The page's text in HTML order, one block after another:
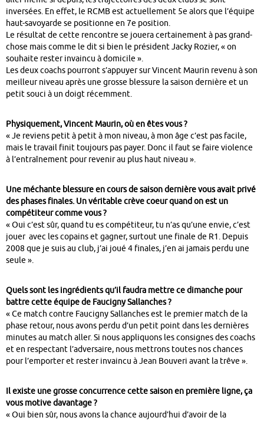
inversées. En effet, le RCMB est actuellement 5e alors que l’équipe
haut-savoyarde se positionne en 7e position.
Le résultat de cette rencontre se jouera certainement à pas grand-
chose mais comme le dit si bien le président Jacky Rozier, « on
souhaite rester invaincu à domicile ».
Les deux coachs pourront s’appuyer sur Vincent Maurin revenu à son
meilleur niveau après une grosse blessure la saison dernière et un
petit souci à un doigt récemment.
Physiquement, Vincent Maurin, où en êtes vous ?
« Je reviens petit à petit à mon niveau, à mon âge c’est pas facile,
mais le travail finit toujours pas payer. Donc il faut se faire violence
à l’entraînement pour revenir au plus haut niveau ».
Une méchante blessure en cours de saison dernière vous avait privé
des phases finales. Un véritable crève coeur quand on est un
compétiteur comme vous ?
« Oui c’est sûr, quand tu es compétiteur, tu n’as qu’une envie, c’est
jouer avec les copains et gagner, surtout une finale de R1. Depuis
2008 que je suis au club, j’ai joué 4 finales, j’en ai jamais perdu une
seule ».
Quels sont les ingrédients qu’il faudra mettre ce dimanche pour
battre cette équipe de Faucigny Sallanches ?
« Ce match contre Faucigny Sallanches est le premier match de la
phase retour, nous avons perdu d’un petit point dans les dernières
minutes au match aller. Si nous appliquons les consignes des coachs
et en respectant l’adversaire, nous mettrons toutes nos chances
pour l’emporter et rester invaincu à Jean Bouveri avant la trêve ».
Il existe une grosse concurrence cette saison en première ligne, ça
vous motive davantage ?
« Oui bien sûr, nous avons la chance aujourd’hui d’avoir de la